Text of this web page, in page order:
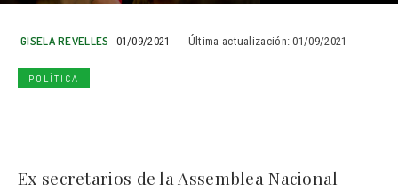
GISELA REVELLES 01/09/2021 Última actualización: 01/09/2021
POLÍTICA
Ex secretarios de la Assemblea Nacional